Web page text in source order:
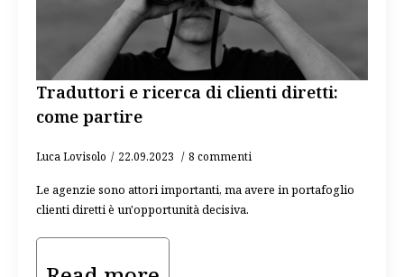
Traduttori e ricerca di clienti diretti:
come partire
Luca Lovisolo 22.09.2023 8 commenti
Le agenzie sono attori importanti, ma avere in portafoglio
clienti diretti è un'opportunità decisiva.